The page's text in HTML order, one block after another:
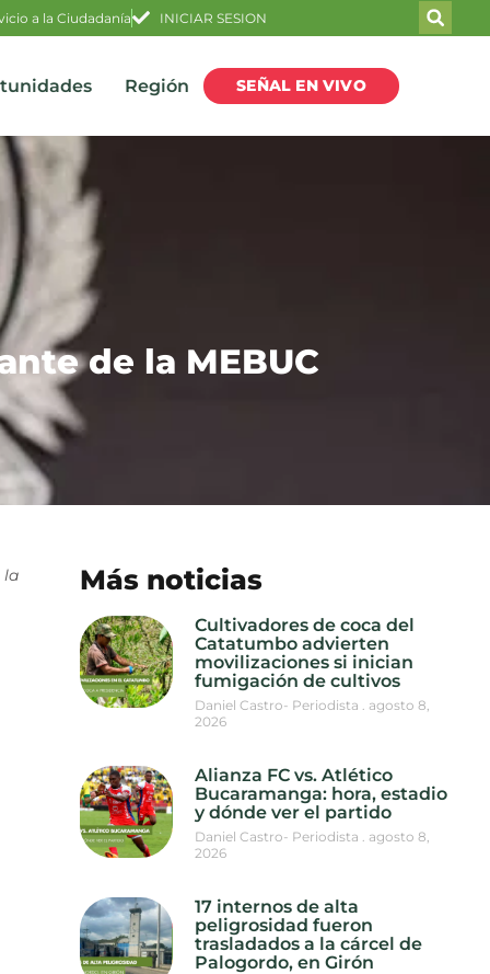
a la Ciudadanía INICIAR SESION
Región SEÑAL EN VIVO
de la MEBUC
la Más noticias
Cultivadores de coca del
Catatumbo advierten
movilizaciones si inician
fumigación de cultivos
Daniel Castro- Periodista
agosto 8,
2026
Alianza FC vs. Atlético
Bucaramanga: hora, estadio
y dónde ver el partido
Daniel Castro- Periodista
agosto 8,
2026
17 internos de alta
peligrosidad fueron
trasladados a la cárcel de
Palogordo, en Girón